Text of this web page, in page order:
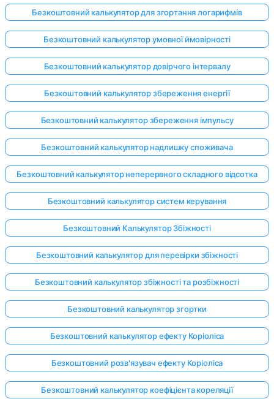
Безкоштовний калькулятор для згортання логарифмів
Безкоштовний калькулятор умовної ймовірності
Безкоштовний калькулятор довірчого інтервалу
Безкоштовний калькулятор збереження енергії
Безкоштовний калькулятор збереження імпульсу
Безкоштовний калькулятор надлишку споживача
Безкоштовний калькулятор неперервного складного відсотка
Безкоштовний калькулятор систем керування
Безкоштовний Калькулятор Збіжності
Безкоштовний калькулятор для перевірки збіжності
Безкоштовний калькулятор збіжності та розбіжності
Безкоштовний калькулятор згортки
Безкоштовний калькулятор ефекту Коріоліса
Безкоштовний розв'язувач ефекту Коріоліса
Безкоштовний калькулятор коефіцієнта кореляції